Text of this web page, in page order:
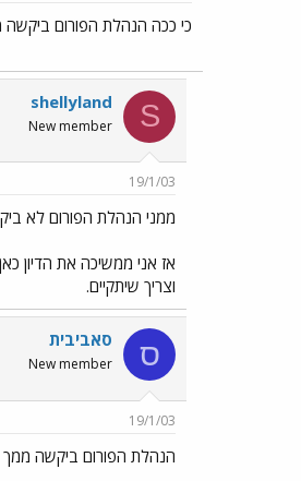
כי ככה הנהלת הפורום ביקשה
S
shellyland
New member
19/1/03
ממני הנהלת הפורום לא
אז אני ממשיכה את הדיון
וצריך שיתקיים.
ס סאביבית
New member
19/1/03
הנהלת הפורום ביקשה